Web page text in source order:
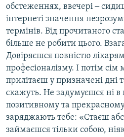
обстеженнях, ввечері ‒
інтернеті значення
термінів. Від прочитаного
більше не робити цього.
Довіряєшся повністю
професіоналізму. І потім сім
прилітаєш у призначені дні
скажуть. Не задумуєшся ні
позитивному та
заряджають тебе: «Стаєш
займаєшся тільки собою,